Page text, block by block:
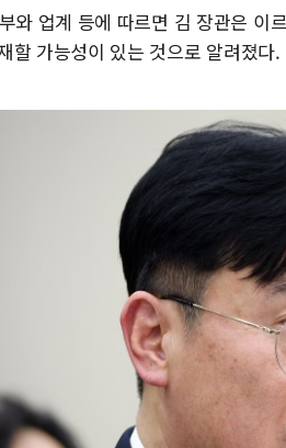
와 업계 등에 따르면 김 장관은 이
할 가능성이 있는 것으로 알려졌다.